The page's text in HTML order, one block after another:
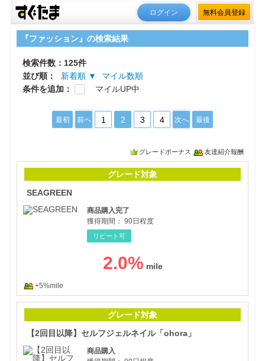
ログイン 無料会員登録
『ファッション』の検索結果
検索件数：125件
並び順：
新着順 ▼
マイル数順
条件を追加：
マイルUP中
最初 前へ 1 2 3 4 次へ 最後
グレードボーナス 友達紹介報酬
グレード対象
SEAGREEN
商品購入完了
獲得期間： 90日程度
リピート可
2.0%
+5%mile
グレード対象
【2回目以降】セルフジェルネイル「ohora」
商品購入